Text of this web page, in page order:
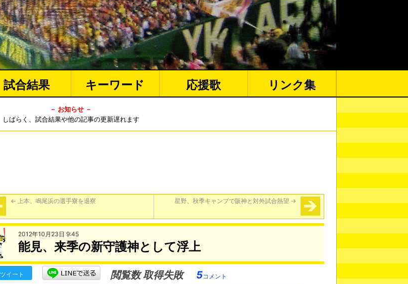
試合結果 キーワード 応援歌 リンク集
－ お知らせ －
しばらく、試合結果や他の記事の更新遅れます
← 上本、鳴尾浜の選手寮を退寮 星野、秋季キャンプで阪神と対外試合熱望 →
2012年10月23日 9:45
能見、来季の新守護神として浮上
ツイート 閲覧数 取得失敗 5コメント